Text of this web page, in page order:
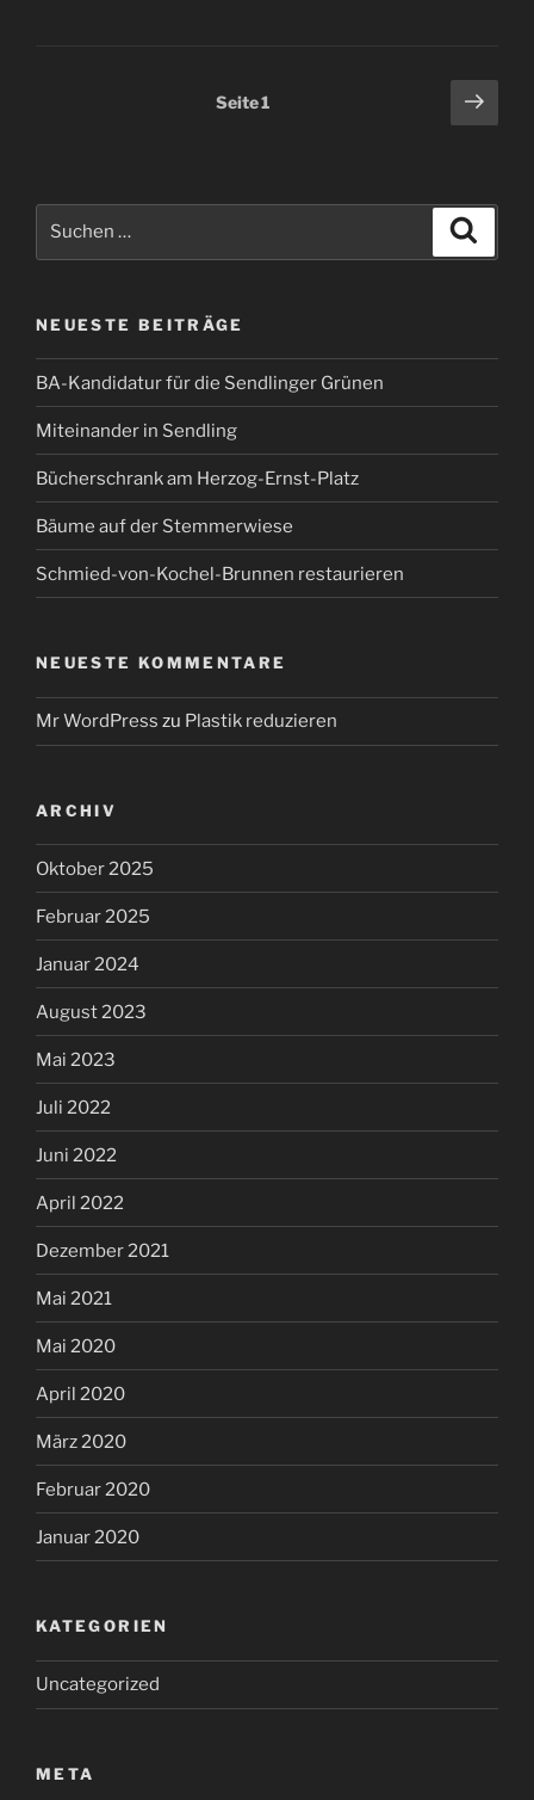
Seitennummerierung
Seite1
NEUESTE BEITRÄGE
BA-Kandidatur für die Sendlinger Grünen
Miteinander in Sendling
Bücherschrank am Herzog-Ernst-Platz
Bäume auf der Stemmerwiese
Schmied-von-Kochel-Brunnen restaurieren
NEUESTE KOMMENTARE
Mr WordPress zu Plastik reduzieren
ARCHIV
Oktober 2025
Februar 2025
Januar 2024
August 2023
Mai 2023
Juli 2022
Juni 2022
April 2022
Dezember 2021
Mai 2021
Mai 2020
April 2020
März 2020
Februar 2020
Januar 2020
KATEGORIEN
Uncategorized
META